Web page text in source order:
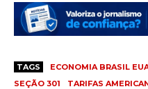
TAGS ECONOMIA BRASIL
SEÇÃO 301
TARIFAS